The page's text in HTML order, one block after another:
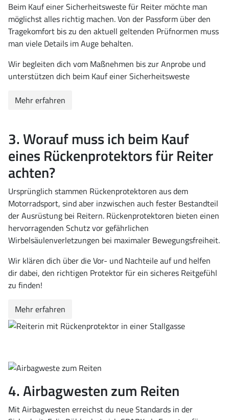
Beim Kauf einer Sicherheitsweste für Reiter möchte man
möglichst alles richtig machen. Von der Passform über den
Tragekomfort bis zu den aktuell geltenden Prüfnormen muss
man viele Details im Auge behalten.
Wir begleiten dich vom Maßnehmen bis zur Anprobe und
unterstützen dich beim Kauf einer Sicherheitsweste
Mehr erfahren
3. Worauf muss ich beim Kauf
eines Rückenprotektors für Reiter
achten?
Ursprünglich stammen Rückenprotektoren aus dem
Motorradsport, sind aber inzwischen auch fester Bestandteil
der Ausrüstung bei Reitern. Rückenprotektoren bieten einen
hervorragenden Schutz vor gefährlichen
Wirbelsäulenverletzungen bei maximaler Bewegungsfreiheit.
Wir klären dich über die Vor- und Nachteile auf und helfen
dir dabei, den richtigen Protektor für ein sicheres Reitgefühl
zu finden!
Mehr erfahren
4. Airbagwesten zum Reiten
Mit Airbagwesten erreichst du neue Standards in der